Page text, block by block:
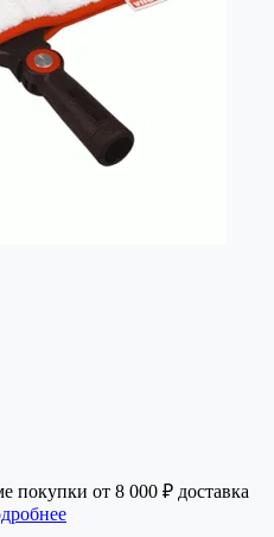
покупки от 8 000 ₽ доставка